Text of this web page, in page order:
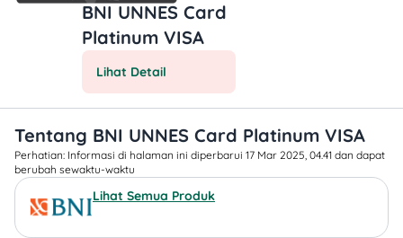
BNI UNNES Card
Platinum VISA
Lihat Detail
Tentang BNI UNNES Card Platinum VISA
Perhatian: Informasi di halaman ini diperbarui 17 Mar 2025, 04.41 dan dapat
berubah sewaktu-waktu​
Lihat Semua Produk